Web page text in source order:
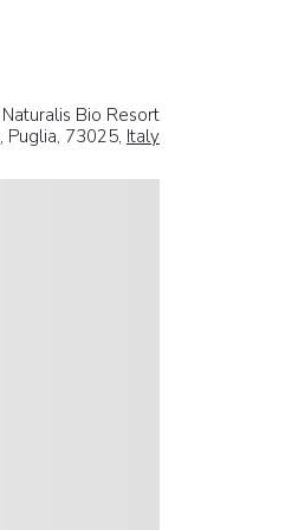
Naturalis Bio Resort
, Puglia, 73025, Italy